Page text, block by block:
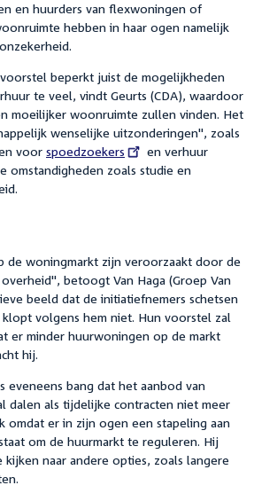
en huurders van flexwoningen of
hebben in haar ogen namelijk
beperkt juist de mogelijkheden
te veel, vindt Geurts (CDA), waardoor
moeilijker woonruimte zullen vinden. Het
wenselijke uitzonderingen", zoals
voor External
link:
spoedzoekers
en verhuur
omstandigheden zoals studie en
de woningmarkt zijn veroorzaakt door de
betoogt Van Haga (Groep Van
beeld dat de initiatiefnemers schetsen
volgens hem niet. Hun voorstel zal
er minder huurwoningen op de markt
hij.
eveneens bang dat het aanbod van
dalen als tijdelijke contracten niet meer
omdat er in zijn ogen een stapeling aan
om de huurmarkt te reguleren. Hij
kijken naar andere opties, zoals langere